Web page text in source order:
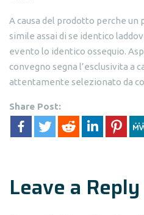
A causa del prodotto perche un
simile assai di se identico
evento lo identico ossequio.
convegno segna l’esclusivita a
attentamente selezionato da
Share Post:
Leave a Reply